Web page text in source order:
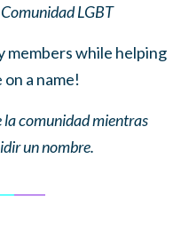
LGBT
while helping
a name!
la comunidad mientras
un nombre.